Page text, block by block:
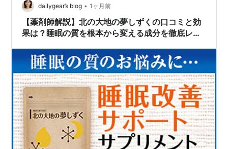
きること」 は考え…
dailygear’s blog • 1ヶ月前
【薬剤師解説】北の大地の夢しずくの口コミと効
果は？睡眠の質を根本から変える成分を徹底レビ